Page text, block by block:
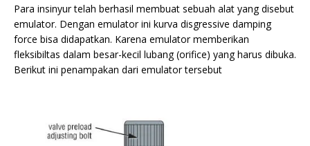
Para insinyur telah berhasil membuat sebuah alat yang disebut
emulator. Dengan emulator ini kurva disgressive damping
force bisa didapatkan. Karena emulator memberikan
fleksibiltas dalam besar-kecil lubang (orifice) yang harus dibuka.
Berikut ini penampakan dari emulator tersebut